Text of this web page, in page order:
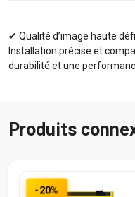
✔ Qualité d’image haute
Installation précise et
durabilité et une
Produits
-20%